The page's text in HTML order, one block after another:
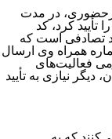
در مدت
کرد، کد
۳ حرف اول نام خانوادگی و ۵ عدد تصادفی است که
همراه وی ارسال
فعالیت‌های
دیگر نیازی به تأیید